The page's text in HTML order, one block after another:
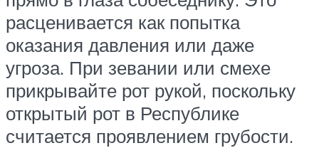
расценивается как попытка
оказания давления или даже
угроза. При зевании или смехе
прикрывайте рот рукой, поскольку
открытый рот в Республике
считается проявлением грубости.